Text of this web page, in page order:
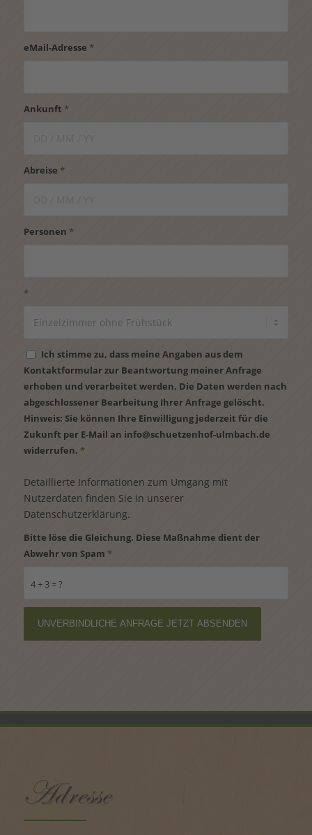
eMail-Adresse *
Ankunft *
Abreise *
Personen *
*
Ich stimme zu, dass meine Angaben aus dem
Kontaktformular zur Beantwortung meiner Anfrage
erhoben und verarbeitet werden. Die Daten werden nach
abgeschlossener Bearbeitung Ihrer Anfrage gelöscht.
Hinweis: Sie können Ihre Einwilligung jederzeit für die
Zukunft per E-Mail an info@schuetzenhof-ulmbach.de
widerrufen. *
Detaillierte Informationen zum Umgang mit
Nutzerdaten finden Sie in unserer
Datenschutzerklärung.
4 + 3 = ?
Bitte löse die Gleichung. Diese Maßnahme dient der
Abwehr von Spam *